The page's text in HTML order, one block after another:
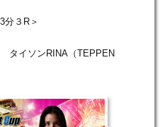
分３R＞
イソンRINA（TEPPEN